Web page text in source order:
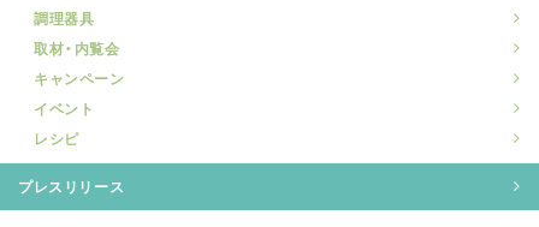
調理器具
取材・内覧会
キャンペーン
イベント
レシピ
プレスリリース